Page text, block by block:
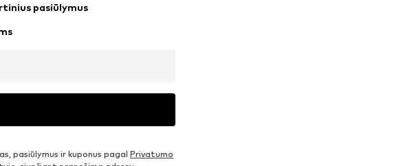
pasiūlymus
pasiūlymus ir kuponus pagal Privatumo